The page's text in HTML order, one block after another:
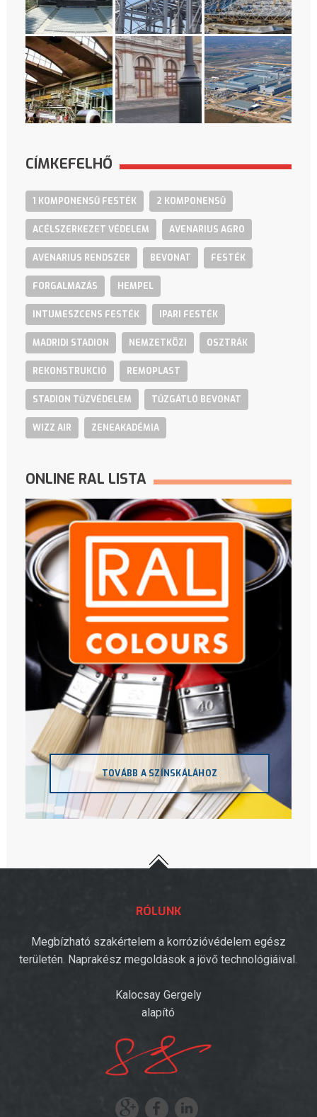
CÍMKEFELHŐ
1 KOMPONENSŰ FESTÉK 2 KOMPONENSŰ
ACÉLSZERKEZET VÉDELEM AVENARIUS AGRO
AVENARIUS RENDSZER BEVONAT FESTÉK
FORGALMAZÁS HEMPEL
INTUMESZCENS FESTÉK IPARI FESTÉK
MADRIDI STADION NEMZETKÖZI OSZTRÁK
REKONSTRUKCIÓ REMOPLAST
STADION TŰZVÉDELEM TŰZGÁTLÓ BEVONAT
WIZZ AIR ZENEAKADÉMIA
ONLINE RAL LISTA
TOVÁBB A SZÍNSKÁLÁHOZ
RÓLUNK
Megbízható szakértelem a korrózióvédelem egész
területén. Naprakész megoldások a jövő technológiáival.
Kalocsay Gergely
alapító